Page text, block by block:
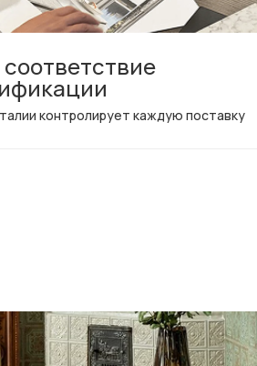
соответствие
контролирует каждую поставку